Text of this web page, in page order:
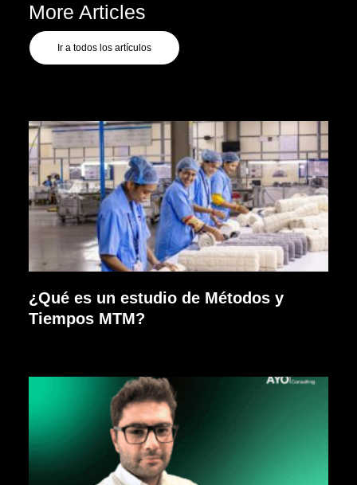
More Articles
Ir a todos los artículos
¿Qué es un estudio de Métodos y
Tiempos MTM?